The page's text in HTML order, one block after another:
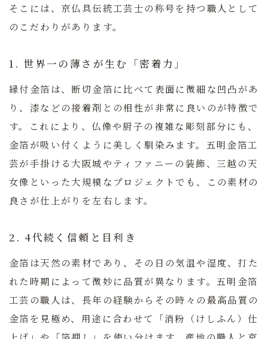
そこには、京仏具伝統工芸士の称号を持つ職人として
のこだわりがあります。
1. 世界一の薄さが生む「密着力」
縁付金箔は、断切金箔に比べて表面に微細な凹凸があ
り、漆などの接着剤との相性が非常に良いのが特徴で
す。これにより、仏像や厨子の複雑な彫刻部分にも、
金箔が吸い付くように美しく馴染みます。 五明金箔工
芸が手掛ける大阪城やティファニーの装飾、三越の天
女像といった大規模なプロジェクトでも、この素材の
良さが仕上がりを左右します。
2. 4代続く信頼と目利き
金箔は天然の素材であり、その日の気温や湿度、打た
れた時期によって微妙に品質が異なります。 五明金箔
工芸 の職人は、長年の経験からその時々の最高品質の
金箔を見極め、用途に合わせて「消粉（けしふん）仕